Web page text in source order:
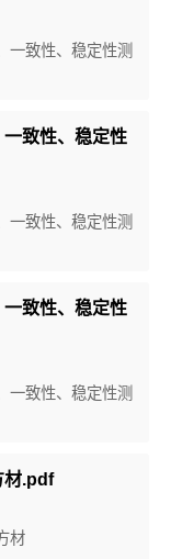
一致性、稳定性测
一致性、稳定性
一致性、稳定性测
一致性、稳定性
一致性、稳定性测
材.pdf
材